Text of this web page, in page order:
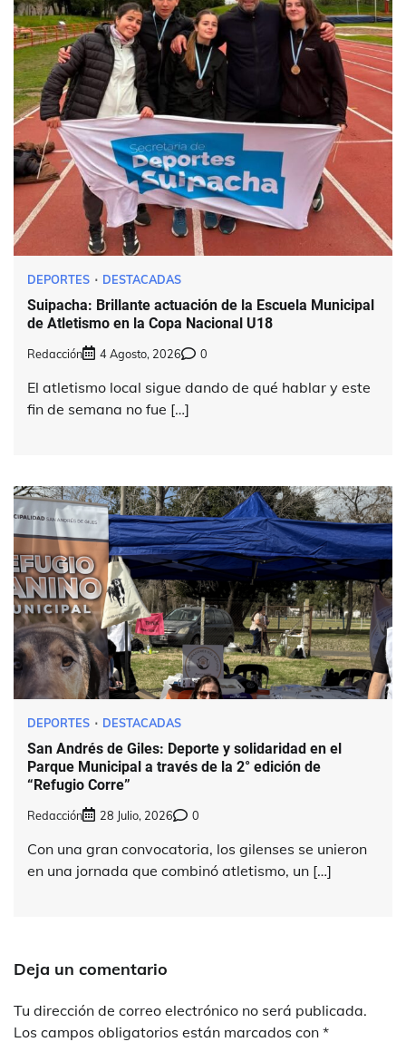
DEPORTES DESTACADAS
Suipacha: Brillante actuación de la Escuela Municipal
de Atletismo en la Copa Nacional U18
Redacción 4 Agosto, 2026 0
El atletismo local sigue dando de qué hablar y este
fin de semana no fue […]
DEPORTES DESTACADAS
San Andrés de Giles: Deporte y solidaridad en el
Parque Municipal a través de la 2° edición de
“Refugio Corre”
Redacción 28 Julio, 2026 0
Con una gran convocatoria, los gilenses se unieron
en una jornada que combinó atletismo, un […]
Deja un comentario
Tu dirección de correo electrónico no será publicada.
Los campos obligatorios están marcados con *